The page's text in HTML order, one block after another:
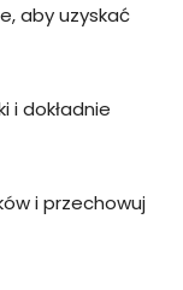
aby uzyskać
i dokładnie
i przechowuj